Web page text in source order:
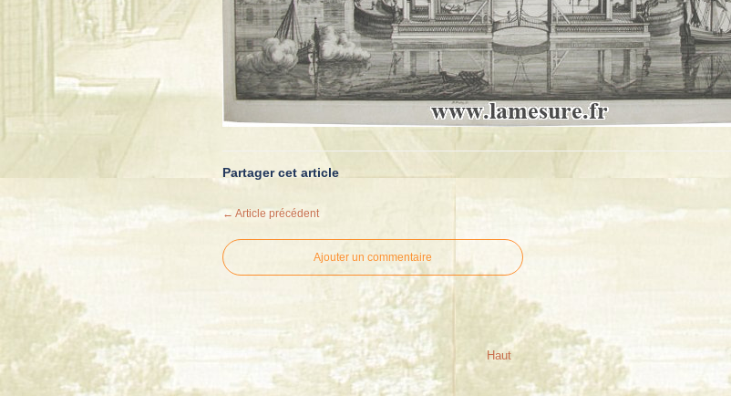
Partager cet article
← Article précédent
Ajouter un commentaire
Haut